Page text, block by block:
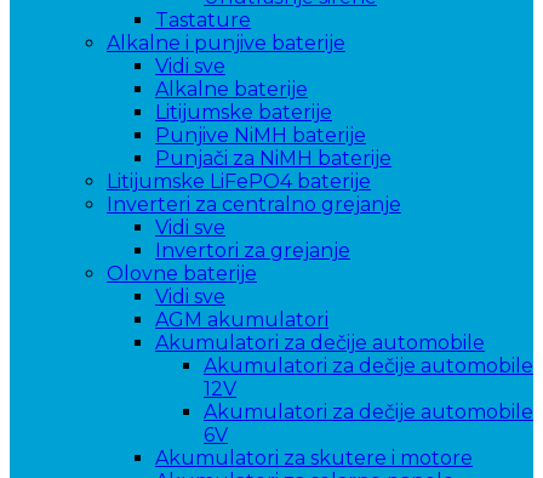
Tastature
Alkalne i punjive baterije
Vidi sve
Alkalne baterije
Litijumske baterije
Punjive NiMH baterije
Punjači za NiMH baterije
Litijumske LiFePO4 baterije
Inverteri za centralno grejanje
Vidi sve
Invertori za grejanje
Olovne baterije
Vidi sve
AGM akumulatori
Akumulatori za dečije automobile
Akumulatori za dečije automobile
12V
Akumulatori za dečije automobile
6V
Akumulatori za skutere i motore